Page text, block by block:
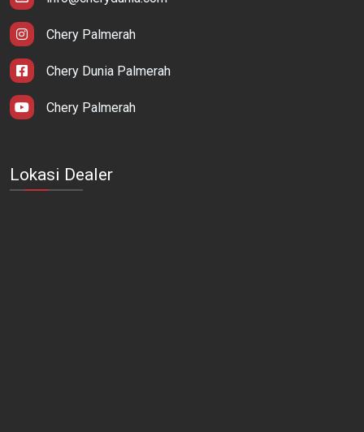
Chery Palmerah
Chery Dunia Palmerah
Chery Palmerah
Lokasi Dealer